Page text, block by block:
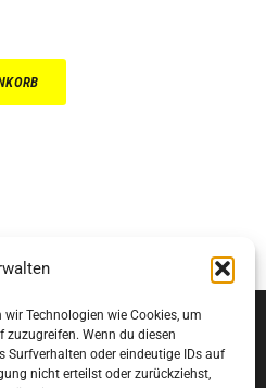
Technologien wie Cookies, um
Wenn du diesen
Surfverhalten oder eindeutige IDs auf
nicht erteilst oder zurückziehst,